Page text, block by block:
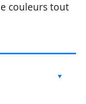
couleurs tout